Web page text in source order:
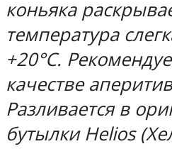
коньяка
температура
+20°С.
качестве
Разливается в
бутылки Helios